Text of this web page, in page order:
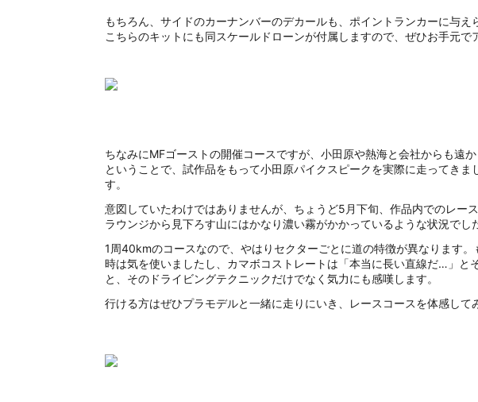
もちろん、サイドのカーナンバーのデカールも、ポイントランカーに与え
こちらのキットにも同スケールドローンが付属しますので、ぜひお手元で
ちなみにMFゴーストの開催コースですが、小田原や熱海と会社からも遠か
ということで、試作品をもって小田原パイクスピークを実際に走ってき
す。
意図していたわけではありませんが、ちょうど5月下旬、作品内でのレー
ラウンジから見下ろす山にはかなり濃い霧がかかっているような状況でし
1周40kmのコースなので、やはりセクターごとに道の特徴が異なります
時は気を使いましたし、カマボコストレートは「本当に長い直線だ…」
と、そのドライビングテクニックだけでなく気力にも感嘆します。
行ける方はぜひプラモデルと一緒に走りにいき、レースコースを体感し